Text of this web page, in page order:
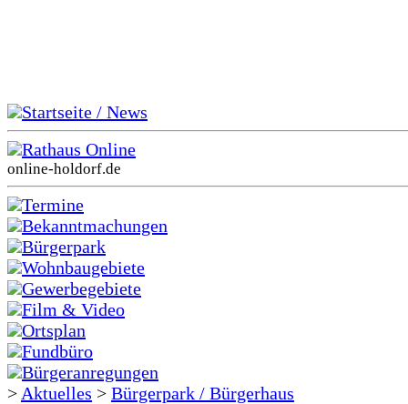
Startseite / News
Rathaus Online
online-holdorf.de
Termine
Bekanntmachungen
Bürgerpark
Wohnbaugebiete
Gewerbegebiete
Film & Video
Ortsplan
Fundbüro
Bürgeranregungen
> Aktuelles > Bürgerpark / Bürgerhaus